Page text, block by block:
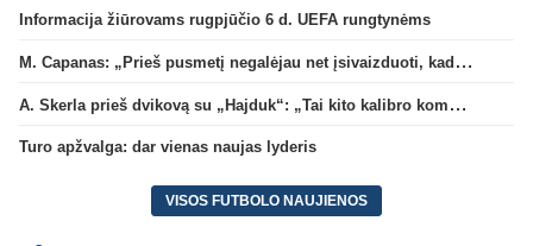
Informacija žiūrovams rugpjūčio 6 d. UEFA rungtynėms
M. Capanas: „Prieš pusmetį negalėjau net įsivaizduoti, kad žaisime prieš „Hajduk“
A. Skerla prieš dvikovą su „Hajduk“: „Tai kito kalibro komanda“
Turo apžvalga: dar vienas naujas lyderis
VISOS FUTBOLO NAUJIENOS